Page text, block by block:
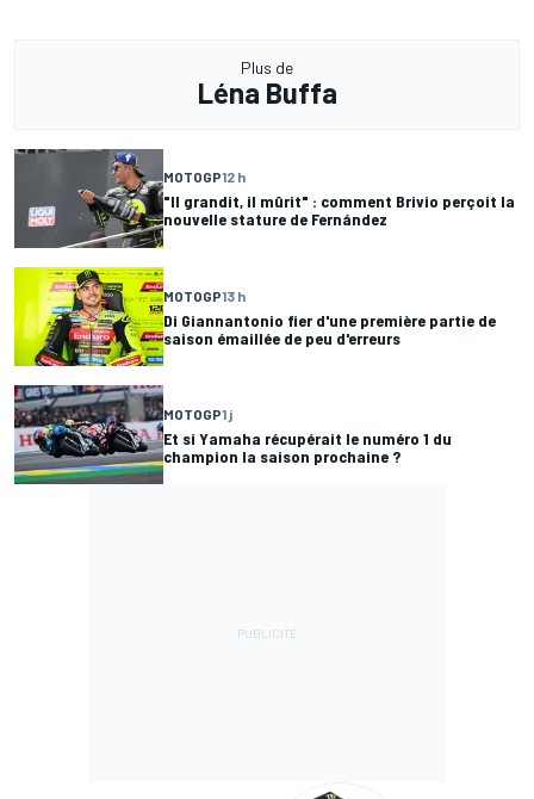
Plus de
Léna Buffa
MOTOGP12 h
"Il grandit, il mûrit" : comment Brivio perçoit la
nouvelle stature de Fernández
MOTOGP13 h
Di Giannantonio fier d'une première partie de
saison émaillée de peu d'erreurs
MOTOGP1 j
Et si Yamaha récupérait le numéro 1 du
champion la saison prochaine ?